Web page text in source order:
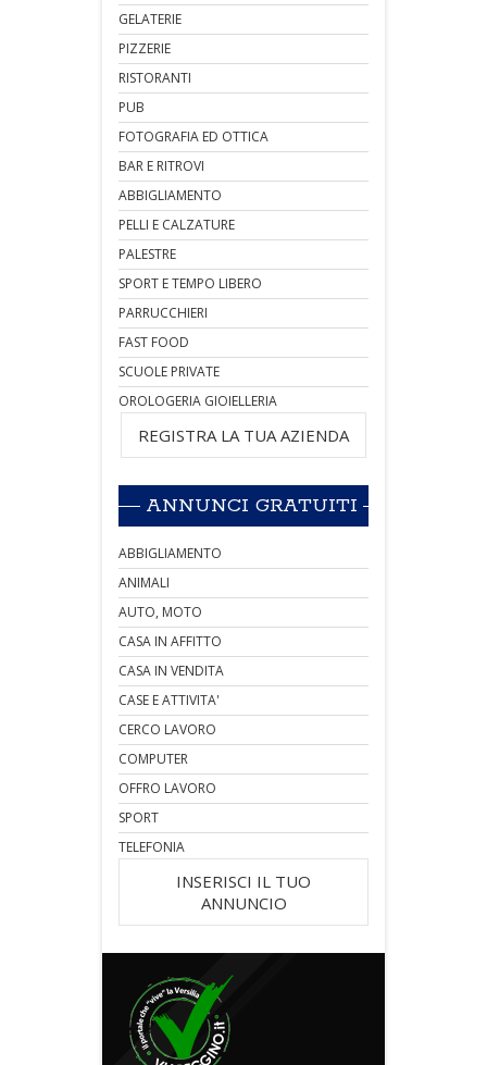
GELATERIE
PIZZERIE
RISTORANTI
PUB
FOTOGRAFIA ED OTTICA
BAR E RITROVI
ABBIGLIAMENTO
PELLI E CALZATURE
PALESTRE
SPORT E TEMPO LIBERO
PARRUCCHIERI
FAST FOOD
SCUOLE PRIVATE
OROLOGERIA GIOIELLERIA
REGISTRA LA TUA AZIENDA
ANNUNCI GRATUITI
ABBIGLIAMENTO
ANIMALI
AUTO, MOTO
CASA IN AFFITTO
CASA IN VENDITA
CASE E ATTIVITA'
CERCO LAVORO
COMPUTER
OFFRO LAVORO
SPORT
TELEFONIA
INSERISCI IL TUO
ANNUNCIO